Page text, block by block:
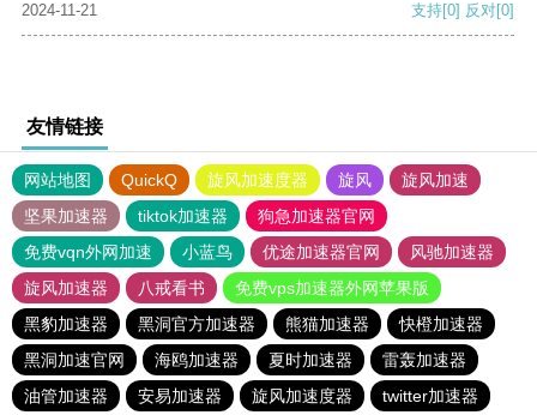
2024-11-21 支持[0] 反对[0]
友情链接
网站地图 QuickQ 旋风加速度器 旋风
旋风加速
坚果加速器
tiktok加速器
狗急加速器官网
免费vqn外网加速
小蓝鸟 优途加速器官网
风驰加速器
旋风加速器
八戒看书
免费vps加速器外网苹果版
黑豹加速器
黑洞官方加速器 熊猫加速器
快橙加速器
黑洞加速官网
海鸥加速器 夏时加速器
雷轰加速器
油管加速器
安易加速器 旋风加速度器 twitter加速器